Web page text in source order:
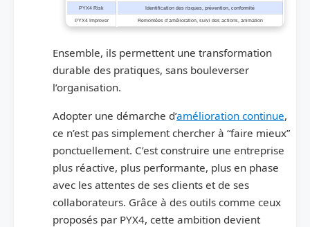
PYX4 Risk Identification des risques, prévention, conformité
PYX4 Improver Remontées d’amélioration, suivi des actions, animation
Ensemble, ils permettent une transformation
durable des pratiques, sans bouleverser
l’organisation.
Adopter une démarche d’amélioration continue,
ce n’est pas simplement chercher à “faire mieux”
ponctuellement. C’est construire une entreprise
plus réactive, plus performante, plus en phase
avec les attentes de ses clients et de ses
collaborateurs. Grâce à des outils comme ceux
proposés par PYX4, cette ambition devient